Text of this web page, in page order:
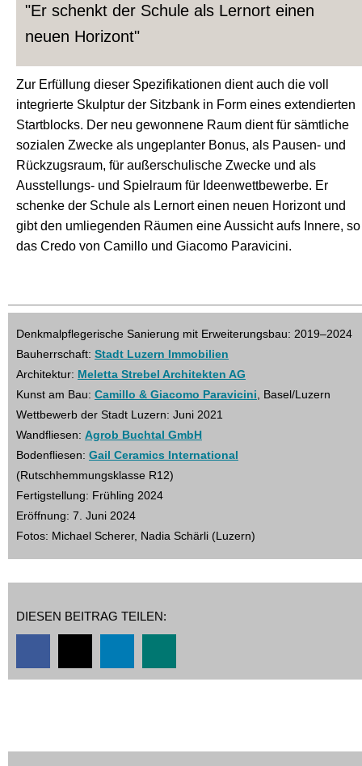
"Er schenkt der Schule als Lernort einen
neuen Horizont"
Zur Erfüllung dieser Spezifikationen dient auch die voll
integrierte Skulptur der Sitzbank in Form eines extendierten
Startblocks. Der neu gewonnene Raum dient für sämtliche
sozialen Zwecke als ungeplanter Bonus, als Pausen- und
Rückzugsraum, für außerschulische Zwecke und als
Ausstellungs- und Spielraum für Ideenwettbewerbe. Er
schenke der Schule als Lernort einen neuen Horizont und
gibt den umliegenden Räumen eine Aussicht aufs Innere, so
das Credo von Camillo und Giacomo Paravicini.
Denkmalpflegerische Sanierung mit Erweiterungsbau: 2019–2024
Bauherrschaft: Stadt Luzern Immobilien
Architektur: Meletta Strebel Architekten AG
Kunst am Bau: Camillo & Giacomo Paravicini , Basel/Luzern
Wettbewerb der Stadt Luzern: Juni 2021
Wandfliesen: Agrob Buchtal GmbH
Bodenfliesen: Gail Ceramics International
(Rutschhemmungsklasse R12)
Fertigstellung: Frühling 2024
Eröffnung: 7. Juni 2024
Fotos: Michael Scherer, Nadia Schärli (Luzern)
DIESEN BEITRAG TEILEN: